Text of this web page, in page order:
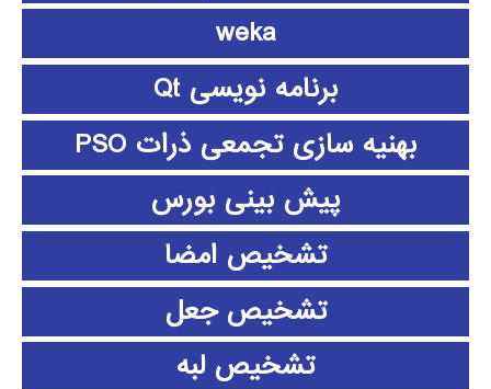
weka
برنامه نویسی Qt
بهنیه سازی تجمعی ذرات PSO
پیش بینی بورس
تشخیص امضا
تشخیص جعل
تشخیص لبه